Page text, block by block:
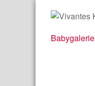
Babygalerie